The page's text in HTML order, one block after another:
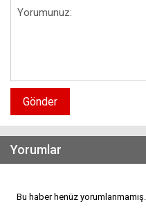
Gönder
Yorumlar
Bu haber henüz yorumlanmamış...